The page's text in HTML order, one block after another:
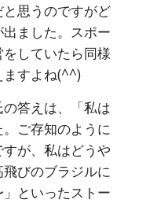
思うのですがど
ました。スポー
していたら同様
ますよね(^^)
答えは、「私は
ご存知のように
が、私はどうや
びのブラジルに
といったストー